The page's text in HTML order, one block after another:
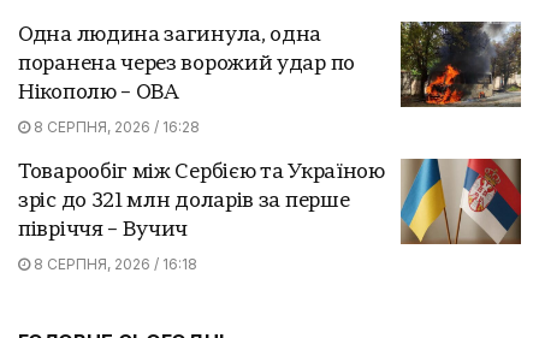
Одна людина загинула, одна
поранена через ворожий удар по
Нікополю – ОВА
8 СЕРПНЯ, 2026 / 16:28
Товарообіг між Сербією та Україною
зріс до 321 млн доларів за перше
півріччя – Вучич
8 СЕРПНЯ, 2026 / 16:18